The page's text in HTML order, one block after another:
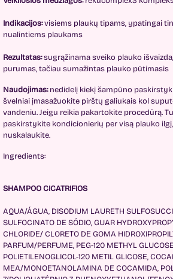
Indikacijos:visiems plaukų tipams, ypatingai
nualintiems plaukams
Rezultatas:sugrąžinama sveiko plauko
purumas, tačiau sumažintas plauko pūtimasis
Naudojimas:nedidelį kiekį šampūno
švelniai įmasažuokite pirštų galiukais kol
vandeniu. Jeigu reikia pakartokite procedūrą.
paskirstykite kondicionierių per visą plauko
nuskalaukite.
Ingredients:
SHAMPOO CICATRIFIOS
AQUA/ÁGUA, DISODIUM LAURETH
SULFOCINATO DE SÓDIO, GUAR
CHLORIDE/ CLORETO DE GOMA
PARFUM/PERFUME, PEG-120 METHYL
POLIETILENOGLICOL-120 METIL GLICOSE,
MEA/MONOETANOLAMINA DE COCAMIDA,